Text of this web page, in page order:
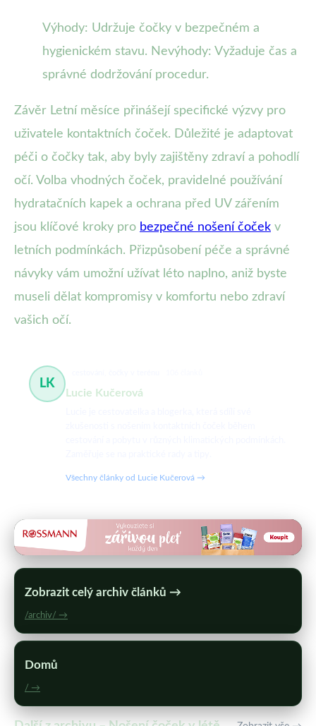
Výhody: Udržuje čočky v bezpečném a
hygienickém stavu. Nevýhody: Vyžaduje čas a
správné dodržování procedur.
Závěr Letní měsíce přinášejí specifické výzvy pro
uživatele kontaktních čoček. Důležité je adaptovat
péči o čočky tak, aby byly zajištěny zdraví a pohodlí
očí. Volba vhodných čoček, pravidelné používání
hydratačních kapek a ochrana před UV zářením
jsou klíčové kroky pro bezpečné nošení čoček v
letních podmínkách. Přizpůsobení péče a správné
návyky vám umožní užívat léto naplno, aniž byste
museli dělat kompromisy v komfortu nebo zdraví
vašich očí.
LK
Lucie Kučerová
Všechny články od Lucie Kučerová →
Zobrazit celý archiv článků →
/archiv/ →
Domů
/ →